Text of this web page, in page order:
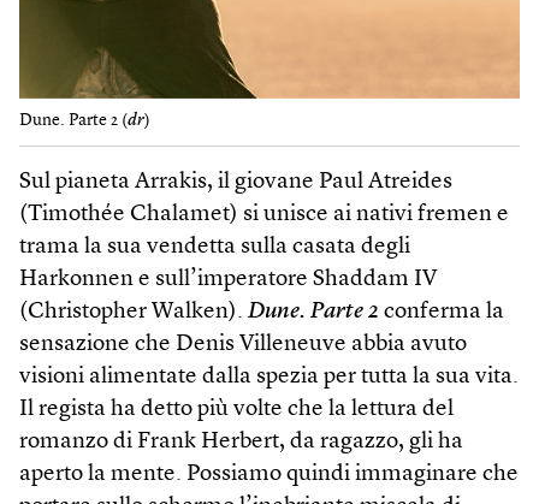
Dune. Parte 2 (dr)
Sul pianeta Arrakis, il giovane Paul Atreides
(Timothée Chalamet) si unisce ai nativi fremen e
trama la sua vendetta sulla casata degli
Harkonnen e sull’imperatore Shaddam IV
(Christopher Walken). Dune. Parte 2 conferma la
sensazione che Denis Villeneuve abbia avuto
visioni alimentate dalla spezia per tutta la sua vita.
Il regista ha detto più volte che la lettura del
romanzo di Frank Herbert, da ragazzo, gli ha
aperto la mente. Possiamo quindi immaginare che